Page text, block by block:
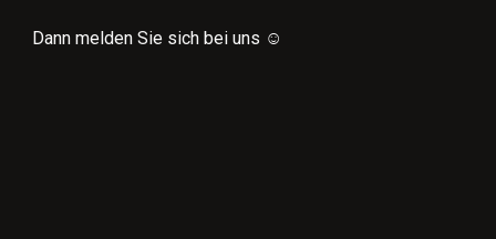
Dann melden Sie sich bei uns ☺️